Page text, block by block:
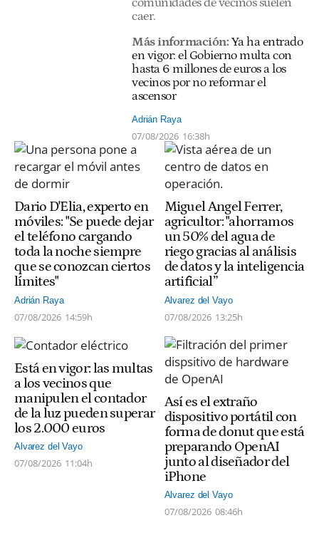
comunidades de vecinos suelen
caer.
Más información: Ya ha entrado
en vigor: el Gobierno multa con
hasta 6 millones de euros a los
vecinos por no reformar el
ascensor
Adrián Raya
07/08/2026 16:38h
Dario D'Elia, experto en
móviles: "Se puede dejar
el teléfono cargando
toda la noche siempre
que se conozcan ciertos
límites"
Adrián Raya
07/08/2026 14:59h
Miguel Angel Ferrer,
agricultor: "ahorramos
un 50% del agua de
riego gracias al análisis
de datos y la inteligencia
artificial”
Alvarez del Vayo
07/08/2026 13:25h
Está en vigor: las multas
a los vecinos que
manipulen el contador
de la luz pueden superar
los 2.000 euros
Alvarez del Vayo
07/08/2026 11:04h
Así es el extraño
dispositivo portátil con
forma de donut que está
preparando OpenAI
junto al diseñador del
iPhone
Alvarez del Vayo
07/08/2026 08:46h